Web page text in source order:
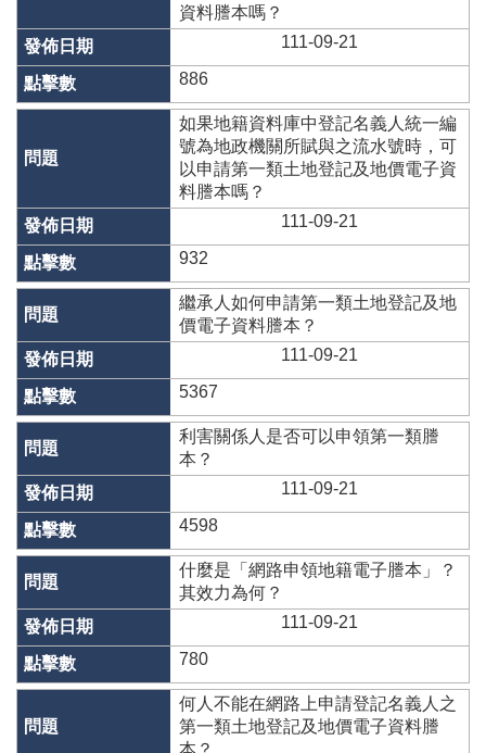
線
上
申
辦
查
便
民
服
務
民
意
交
流
下
載
專
區
主
專
區
其
他
務
資料謄本嗎？
111-09-21
886
如果地籍資料庫中登記名義人統一編
號為地政機關所賦與之流水號時，可
以申請第一類土地登記及地價電子資
料謄本嗎？
111-09-21
932
繼承人如何申請第一類土地登記及地
價電子資料謄本？
111-09-21
5367
利害關係人是否可以申領第一類謄
本？
111-09-21
4598
什麼是「網路申領地籍電子謄本」？
其效力為何？
111-09-21
780
何人不能在網路上申請登記名義人之
第一類土地登記及地價電子資料謄
本？